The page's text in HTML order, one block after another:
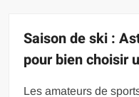
Saison de ski :
pour bien choisir
Les amateurs de